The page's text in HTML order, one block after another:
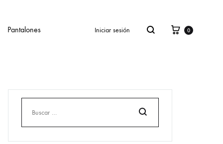
Pantalones Iniciar sesión Buscar Cesta
0
Buscar